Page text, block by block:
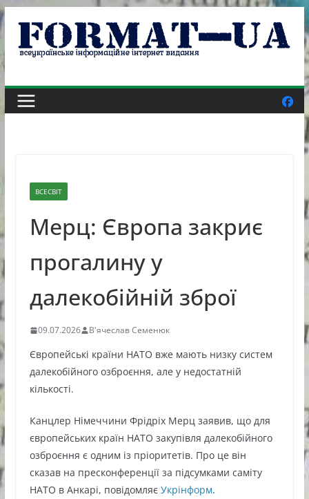
Skip
content
ВСЕСВІТ
Мерц: Європа закриє
прогалину у
далекобійній зброї
09.07.2026 В'ячеслав Семенюк
Європейські країни НАТО вже мають низку систем
далекобійного озброєння, але у недостатній
кількості.
Канцлер Німеччини Фрідріх Мерц заявив, що для
європейських країн НАТО закупівля далекобійного
озброєння є одним із пріоритетів. Про це він
сказав на пресконференції за підсумками саміту
НАТО в Анкарі, повідомляє Укрінформ.